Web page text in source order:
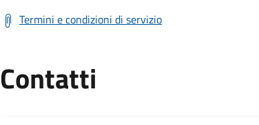
Termini e condizioni di servizio
Contatti